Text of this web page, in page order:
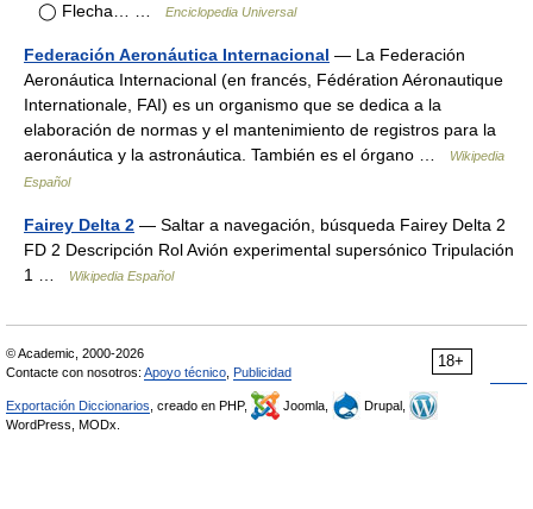
◯ Flecha… …
Enciclopedia Universal
Federación Aeronáutica Internacional — La Federación
Aeronáutica Internacional (en francés, Fédération Aéronautique
Internationale, FAI) es un organismo que se dedica a la
elaboración de normas y el mantenimiento de registros para la
aeronáutica y la astronáutica. También es el órgano …
Wikipedia
Español
Fairey Delta 2 — Saltar a navegación, búsqueda Fairey Delta 2
FD 2 Descripción Rol Avión experimental supersónico Tripulación
1 …
Wikipedia Español
18+
© Academic, 2000-2026
Contacte con nosotros: Apoyo técnico Publicidad
Exportación Diccionarios , creado en PHP, Joomla,
Drupal,
WordPress, MODx.